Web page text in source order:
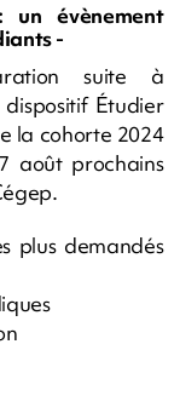
évènement
-
suite à
Étudier
la cohorte 2024
août prochains
plus demandés